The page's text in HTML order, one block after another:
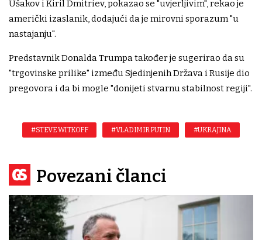
Ušakov i Kiril Dmitriev, pokazao se "uvjerljivim", rekao je
američki izaslanik, dodajući da je mirovni sporazum "u
nastajanju".
Predstavnik Donalda Trumpa također je sugerirao da su
"trgovinske prilike" između Sjedinjenih Država i Rusije dio
pregovora i da bi mogle "donijeti stvarnu stabilnost regiji".
#STEVE WITKOFF #VLADIMIR PUTIN #UKRAJINA
Povezani članci